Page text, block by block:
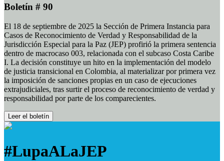
Boletín # 90
El 18 de septiembre de 2025 la Sección de Primera Instancia para
Casos de Reconocimiento de Verdad y Responsabilidad de la
Jurisdicción Especial para la Paz (JEP) profirió la primera sentencia
dentro de macrocaso 003, relacionada con el subcaso Costa Caribe
I. La decisión constituye un hito en la implementación del modelo
de justicia transicional en Colombia, al materializar por primera vez
la imposición de sanciones propias en un caso de ejecuciones
extrajudiciales, tras surtir el proceso de reconocimiento de verdad y
responsabilidad por parte de los comparecientes.
Leer el boletín
#LupaALaJEP